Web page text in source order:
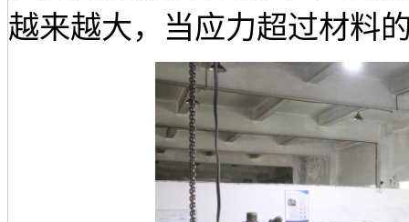
越来越大，当应力超过材料